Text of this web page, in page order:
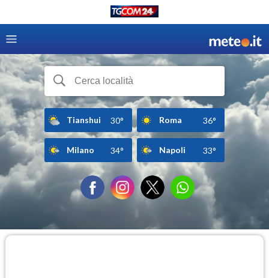
Tianshui 30° Roma 36°
Milano 34° Napoli 33°